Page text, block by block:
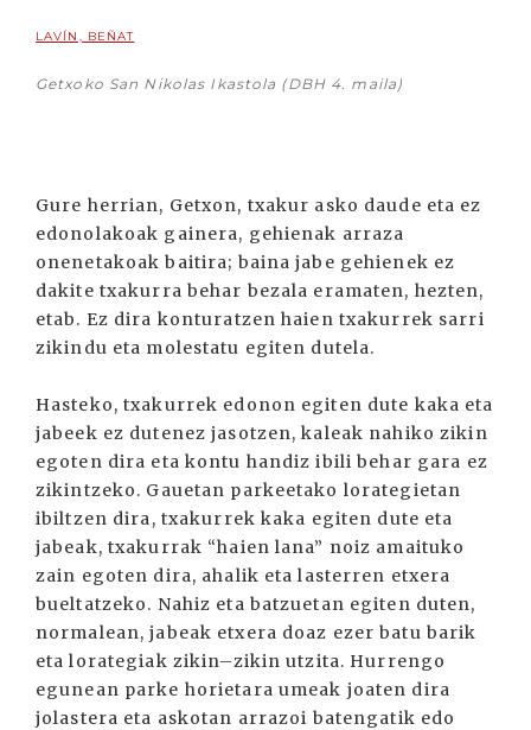
LAVÍN, BEÑAT
Getxoko San Nikolas Ikastola (DBH 4. maila)
Gure herrian, Getxon, txakur asko daude eta ez
edonolakoak gainera, gehienak arraza
onenetakoak baitira; baina jabe gehienek ez
dakite txakurra behar bezala eramaten, hezten,
etab. Ez dira konturatzen haien txakurrek sarri
zikindu eta molestatu egiten dutela.
Hasteko, txakurrek edonon egiten dute kaka eta
jabeek ez dutenez jasotzen, kaleak nahiko zikin
egoten dira eta kontu handiz ibili behar gara ez
zikintzeko. Gauetan parkeetako lorategietan
ibiltzen dira, txakurrek kaka egiten dute eta
jabeak, txakurrak “haien lana” noiz amaituko
zain egoten dira, ahalik eta lasterren etxera
bueltatzeko. Nahiz eta batzuetan egiten duten,
normalean, jabeak etxera doaz ezer batu barik
eta lorategiak zikin–zikin utzita. Hurrengo
egunean parke horietara umeak joaten dira
jolastera eta askotan arrazoi batengatik edo